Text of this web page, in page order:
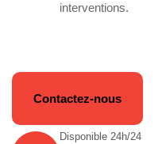
interventions.
Contactez-nous
Disponible 24h/24